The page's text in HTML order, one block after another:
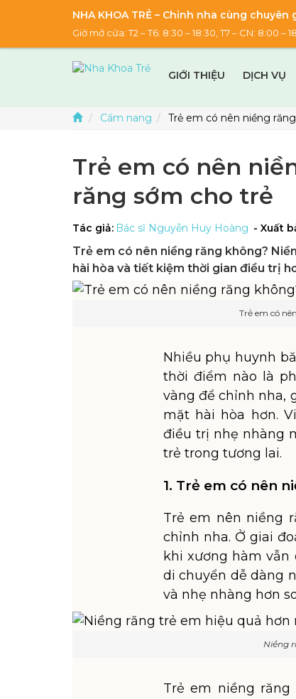
NHA KHOA TRẺ – Chỉnh nha cùng chuyên
Giờ mở cửa: T2 – T6: 8:30 – 18:30, T7 – CN: 8:00
GIỚI THIỆU DỊCH VỤ
Cẩm nang Trẻ em có nên niềng
Trẻ em có nên
răng sớm cho trẻ
Tác giả: Bác sĩ Nguyễn Huy Hoàng - Xuất
Trẻ em có nên niềng răng không?
hài hòa và tiết kiệm thời gian điều trị
Trẻ em có
Nhiều phụ huynh
thời điểm nào là
vàng để chỉnh nha,
mặt hài hòa hơn.
điều trị nhẹ nhàng
trẻ trong tương lai.
1. Trẻ em có nên
Trẻ em nên niềng
chỉnh nha. Ở giai
khi xương hàm
di chuyển dễ dàng
và nhẹ nhàng hơn
Niềng
Trẻ em niềng